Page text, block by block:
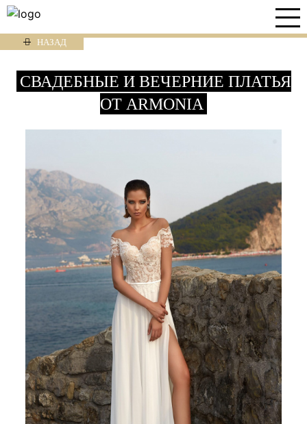
НАЗАД
СВАДЕБНЫЕ И ВЕЧЕРНИЕ ПЛАТЬЯ
ОТ ARMONIA